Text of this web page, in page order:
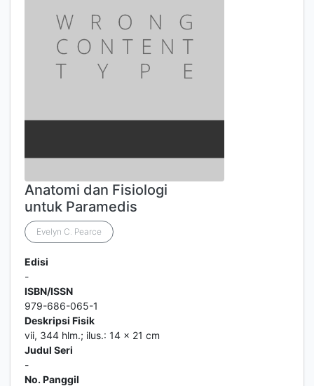
Anatomi dan Fisiologi
untuk Paramedis
Evelyn C. Pearce
Edisi
-
ISBN/ISSN
979-686-065-1
Deskripsi Fisik
vii, 344 hlm.; ilus.: 14 x 21 cm
Judul Seri
-
No. Panggil